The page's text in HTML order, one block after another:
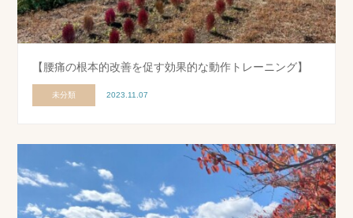
【腰痛の根本的改善を促す効果的な動作トレーニング】
未分類 2023.11.07